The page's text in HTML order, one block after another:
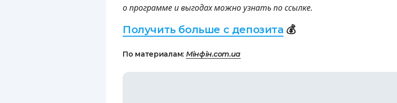
о программе и выгодах можно узнать по ссылке.
Получить больше с депозита 💰
По материалам: Мінфін.com.ua